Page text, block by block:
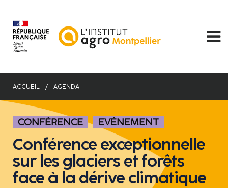
contenu
principal
ACCUEIL AGENDA
CONFÉRENCE EVÉNEMENT
Conférence exceptionnelle
sur les glaciers et forêts
face à la dérive climatique